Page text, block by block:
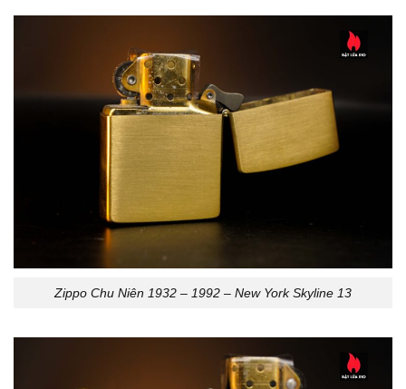
Zippo Chu Niên 1932 – 1992 – New York Skyline 13